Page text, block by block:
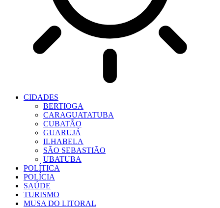
CIDADES
BERTIOGA
CARAGUATATUBA
CUBATÃO
GUARUJÁ
ILHABELA
SÃO SEBASTIÃO
UBATUBA
POLÍTICA
POLÍCIA
SAÚDE
TURISMO
MUSA DO LITORAL